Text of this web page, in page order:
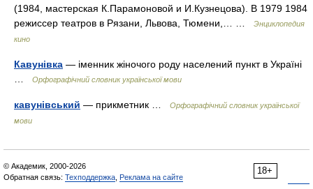
(1984, мастерская К.Парамоновой и И.Кузнецова). В 1979 1984
режиссер театров в Рязани, Львова, Тюмени,… …
Энциклопедия
кино
Кавунівка — іменник жіночого роду населений пункт в Україні
Орфографічний словник української мови
кавунівський — прикметник …
Орфографічний словник української
мови
18+
© Академик, 2000-2026
Обратная связь: Техподдержка Реклама на сайте